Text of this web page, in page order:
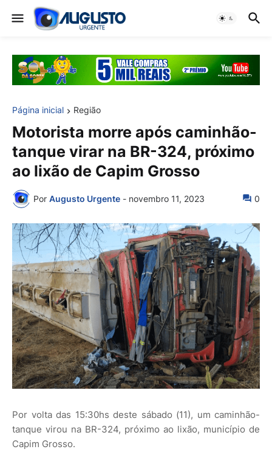
Página inicial Região
Motorista morre após caminhão-
tanque virar na BR-324, próximo
ao lixão de Capim Grosso
Por Augusto Urgente - novembro 11, 2023 0
Por volta das 15:30hs deste sábado (11), um caminhão-
tanque virou na BR-324, próximo ao lixão, município de
Capim Grosso.